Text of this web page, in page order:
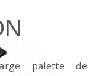
palette de